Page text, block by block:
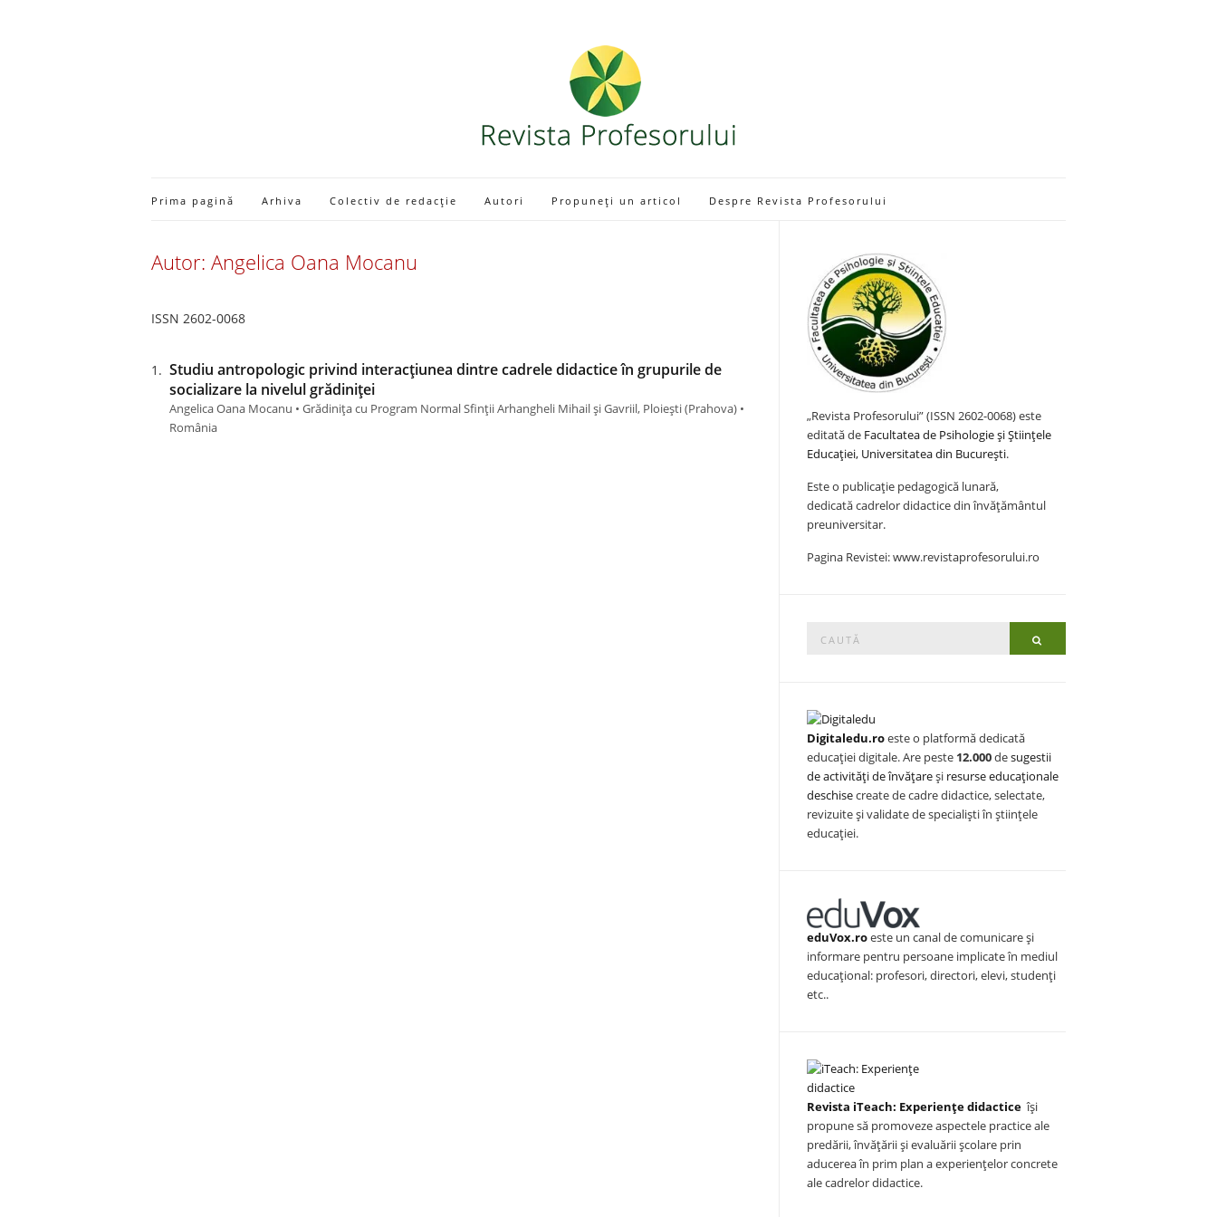
Prima pagină Arhiva Colectiv de redacție Autori Propuneți un articol Despre Revista Profesorului
Autor: Angelica Oana Mocanu
ISSN 2602-0068
Studiu antropologic privind interacțiunea dintre cadrele didactice în grupurile de
socializare la nivelul grădiniței
Angelica Oana Mocanu • Grădinița cu Program Normal Sfinții Arhangheli Mihail și Gavriil, Ploiești (Prahova) •
România
„Revista Profesorului” (ISSN 2602-0068) este
editată de Facultatea de Psihologie și Științele
Educației, Universitatea din București.
Este o publicație pedagogică lunară,
dedicată cadrelor didactice din învățământul
preuniversitar.
Pagina Revistei: www.revistaprofesorului.ro
for:
Digitaledu.roeste o platformă dedicată
educației digitale. Are peste 12.000desugestii
de activități de învățareși resurse educaționale
deschisecreate de cadre didactice, selectate,
revizuite și validate de specialiști în științele
educației.
eduVox.roeste un canal de comunicare și
informare pentru persoane implicate în mediul
educațional: profesori, directori, elevi, studenți
etc..
Revista iTeach: Experienţe didactice îşi
propune să promoveze aspectele practice ale
predării, învăţării şi evaluării şcolare prin
aducerea în prim plan a experienţelor concrete
ale cadrelor didactice.